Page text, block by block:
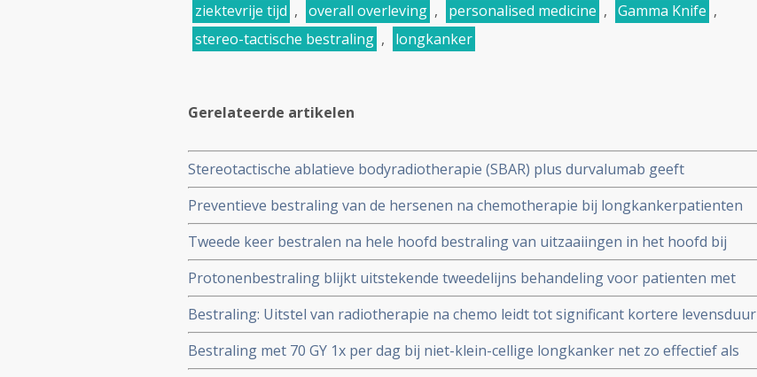
ziektevrije tijd , overall overleving , personalised medicine , Gamma Knife ,
stereo-tactische bestraling , longkanker
Gerelateerde artikelen
Stereotactische ablatieve bodyradiotherapie (SBAR) plus durvalumab geeft
uitstekende resultaten bij oudere patienten met beginnende niet-kleincellige
longkanker
Preventieve bestraling van de hersenen na chemotherapie bij longkankerpatienten
met groot risico op hersenuitzaaiingen verbetert mediane overall overleving met 45
maanden (20 vs 65 maanden)
Tweede keer bestralen na hele hoofd bestraling van uitzaaiingen in het hoofd bij
longkankerpatienten met niet-kleincellige longkanker kan positieve invloed hebben
op overall overleving
Protonenbestraling blijkt uitstekende tweedelijns behandeling voor patienten met
longkanker met recidief, met sterk verbeterde 1-jaars ziektevrije tijd en overall
overleving en veel betere kwaliteit van leven copy 1
Bestraling: Uitstel van radiotherapie na chemo leidt tot significant kortere levensduur
en vroegtijdige sterfte aan niet-klein-cellige longkanker en meer ongeneeslijke
longkankerpatienten. Blijkt uit promotie onderzoek van radioloog el Sharouni
Bestraling met 70 GY 1x per dag bij niet-klein-cellige longkanker net zo effectief als
chemo, aldus fase II studie met 63 patiënten.